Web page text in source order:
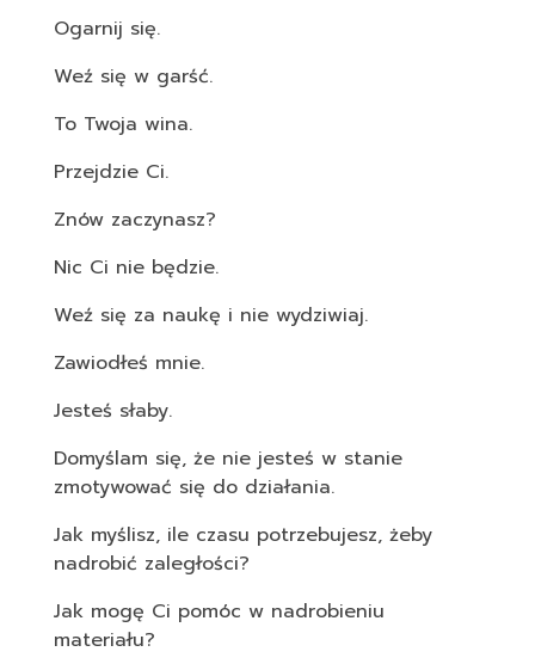
Ogarnij się.
Weź się w garść.
To Twoja wina.
Przejdzie Ci.
Znów zaczynasz?
Nic Ci nie będzie.
Weź się za naukę i nie wydziwiaj.
Zawiodłeś mnie.
Jesteś słaby.
Domyślam się, że nie jesteś w stanie
zmotywować się do działania.
Jak myślisz, ile czasu potrzebujesz, żeby
nadrobić zaległości?
Jak mogę Ci pomóc w nadrobieniu
materiału?